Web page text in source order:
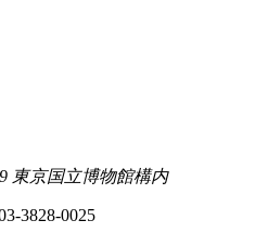
東京国立博物館構内
3828-0025